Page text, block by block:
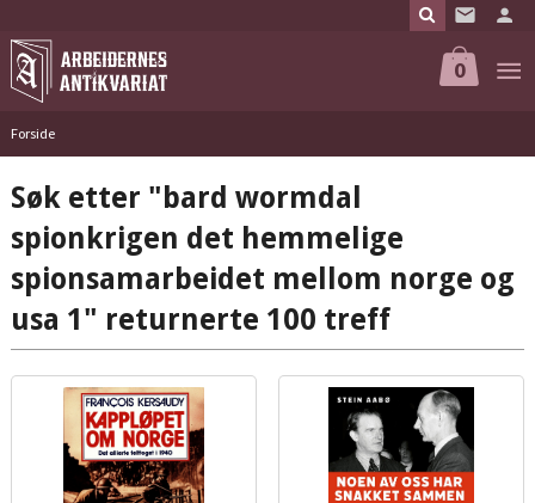
til
innholdet
0
Forside
Søk etter "bard wormdal
spionkrigen det hemmelige
spionsamarbeidet mellom norge og
usa 1" returnerte 100 treff